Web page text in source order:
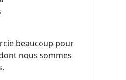
beaucoup pour
nous sommes